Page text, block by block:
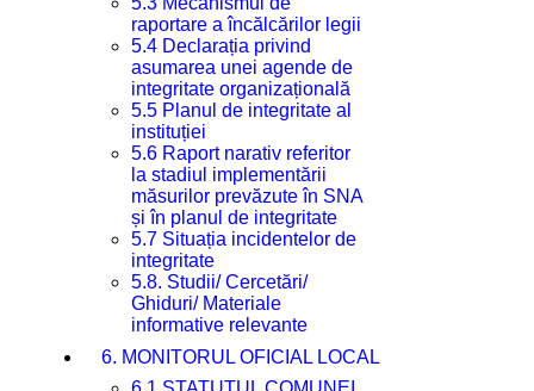
raportare a încălcărilor legii
5.4 Declarația privind
asumarea unei agende de
integritate organizațională
5.5 Planul de integritate al
instituției
5.6 Raport narativ referitor
la stadiul implementării
măsurilor prevăzute în SNA
și în planul de integritate
5.7 Situația incidentelor de
integritate
5.8. Studii/ Cercetări/
Ghiduri/ Materiale
informative relevante
6. MONITORUL OFICIAL LOCAL